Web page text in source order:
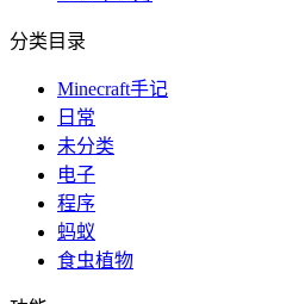
分类目录
Minecraft手记
日常
未分类
电子
程序
蚂蚁
食虫植物